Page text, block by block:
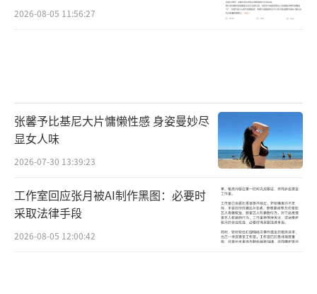
2026-08-05 11:56:27
张馨予比基尼大片慵懒性感 身姿曼妙尽
显女人味
2026-07-30 13:39:23
工作室回应张月被AI制作黑图：必要时
采取法律手段
2026-08-05 12:00:42